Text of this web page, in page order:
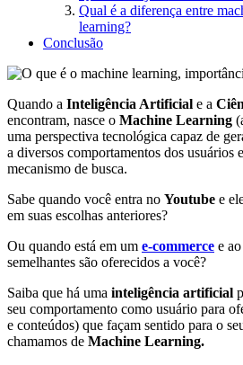
Qual é a diferença entre
learning?
Conclusão
Quando a Inteligência Artificial e a
encontram, nasce o Machine Learning
uma perspectiva tecnológica capaz de
a diversos comportamentos dos usuários
mecanismo de busca.
Sabe quando você entra no Youtube e
em suas escolhas anteriores?
Ou quando está em um e-commerce e
semelhantes são oferecidos a você?
Saiba que há uma inteligência artificial
seu comportamento como usuário para
e conteúdos) que façam sentido para o
chamamos de Machine Learning.